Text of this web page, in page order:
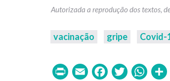
vacinação gripe Covid-
PrintEmailFacebook